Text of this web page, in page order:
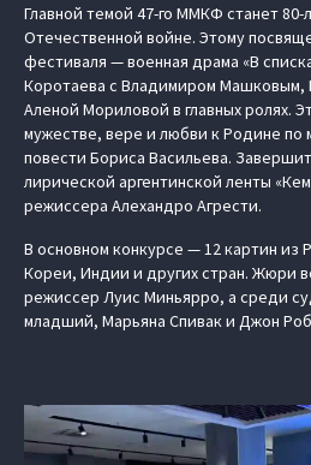
Главной темой 47-го ММКФ станет
Отечественной войне. Этому
фестиваля — военная драма «В
Коротаева с Владимиром Машковым,
Аленой Мориловой в главных ролях.
мужестве, вере и любви к Родине по
повести Бориса Васильева.
лирической аргентинской ленты
режиссера Алехандро Агрести.
В основном конкурсе — 12 картин
Кореи, Индии и других стран. Жюри
режиссер Луис Миньярро, а среди
младший, Марьяна Спивак и Джон